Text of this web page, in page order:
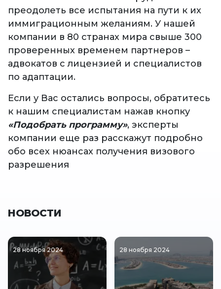
преодолеть все испытания на пути к их
иммиграционным желаниям. У нашей
компании в 80 странах мира свыше 300
проверенных временем партнеров –
адвокатов с лицензией и специалистов
по адаптации.
Если у Вас остались вопросы, обратитесь
к нашим специалистам нажав кнопку
«Подобрать программу», эксперты
компании еще раз расскажут подробно
обо всех нюансах получения визового
разрешения
НОВОСТИ
28 ноября 2024 28 ноября 2024